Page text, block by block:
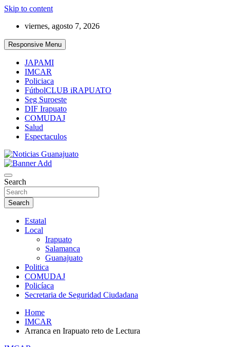
Skip to content
viernes, agosto 7, 2026
Responsive Menu
JAPAMI
IMCAR
Policiaca
FútbolCLUB iRAPUATO
Seg Suroeste
DIF Irapuato
COMUDAJ
Salud
Espectaculos
Noticias Guanajuato
Search
Search
Estatal
Local
Irapuato
Salamanca
Guanajuato
Politica
COMUDAJ
Policíaca
Secretaria de Seguridad Ciudadana
Home
IMCAR
Arranca en Irapuato reto de Lectura